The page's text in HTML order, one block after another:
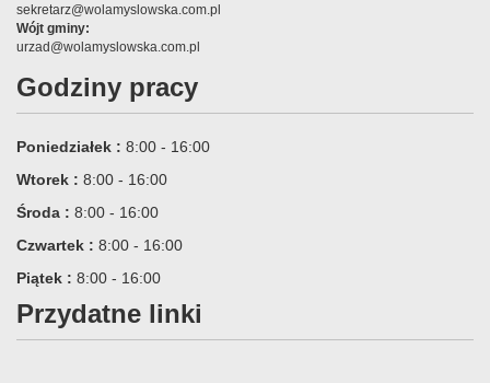
sekretarz@wolamyslowska.com.pl
Wójt gminy:
urzad@wolamyslowska.com.pl
Godziny pracy
Poniedziałek : 8:00 - 16:00
Wtorek : 8:00 - 16:00
Środa : 8:00 - 16:00
Czwartek : 8:00 - 16:00
Piątek : 8:00 - 16:00
Przydatne linki